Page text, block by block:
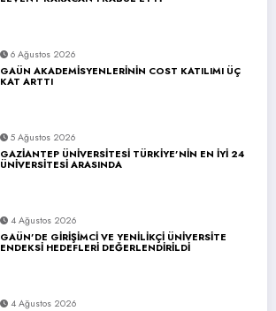
6 Ağustos 2026
GAÜN AKADEMİSYENLERİNİN COST KATILIMI ÜÇ
KAT ARTTI
5 Ağustos 2026
GAZİANTEP ÜNİVERSİTESİ TÜRKİYE’NİN EN İYİ 24
ÜNİVERSİTESİ ARASINDA
4 Ağustos 2026
GAÜN’DE GİRİŞİMCİ VE YENİLİKÇİ ÜNİVERSİTE
ENDEKSİ HEDEFLERİ DEĞERLENDİRİLDİ
4 Ağustos 2026